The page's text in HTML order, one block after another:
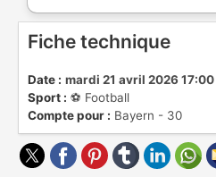
Fiche technique
Date : mardi 21 avril 2026 17:00
Sport : ⚽️ Football
Compte pour : Bayern - 30